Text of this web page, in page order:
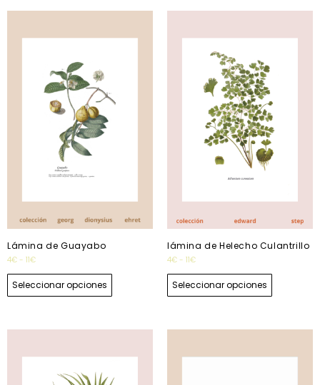
Lámina de Guayabo
4€ - 11€
Seleccionar opciones
lámina de Helecho Culantrillo
4€ - 11€
Seleccionar opciones